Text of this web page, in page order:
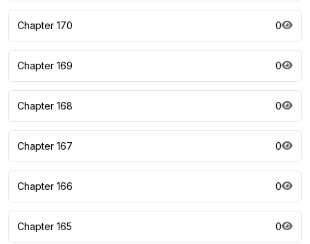
Chapter 170 0
Chapter 169 0
Chapter 168 0
Chapter 167 0
Chapter 166 0
Chapter 165 0